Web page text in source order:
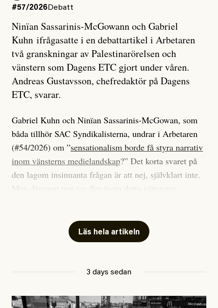
#57/2026 Debatt
Ninïan Sassarinis-McGowann och Gabriel
Kuhn ifrågasatte i en debattartikel i Arbetaren
två granskningar av Palestinarörelsen och
vänstern som Dagens ETC gjort under våren.
Andreas Gustavsson, chefredaktör på Dagens
ETC, svarar.
Gabriel Kuhn och Ninïan Sassarinis-McGowan, som
båda tillhör SAC Syndikalisterna, undrar i Arbetaren
(#54/2026) om ”sensationalism borde få styra narrativ
inom vänsterns medielandskap?” Det korta svaret på
den lagom insinuanta frågan är att nej, självklart inte.
Men däremot tror jag fler inom detta vänsterns
journalistik som vänder sig till många snarare än att
jaga inbördes beundran. Det har i alla fall fungerat för
McGowan riktar sin kritik mot.
Läs hela artikeln
3 days sedan